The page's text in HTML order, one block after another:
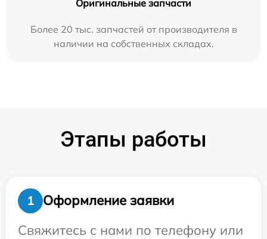
Оригинальные запчасти
Более 20 тыс. запчастей от производителя в
наличии на собственных складах.
Этапы работы
1
Оформление заявки
Свяжитесь с нами по телефону или